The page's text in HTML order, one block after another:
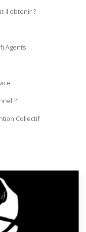
il obtenir ?
Agents
?
Collectif